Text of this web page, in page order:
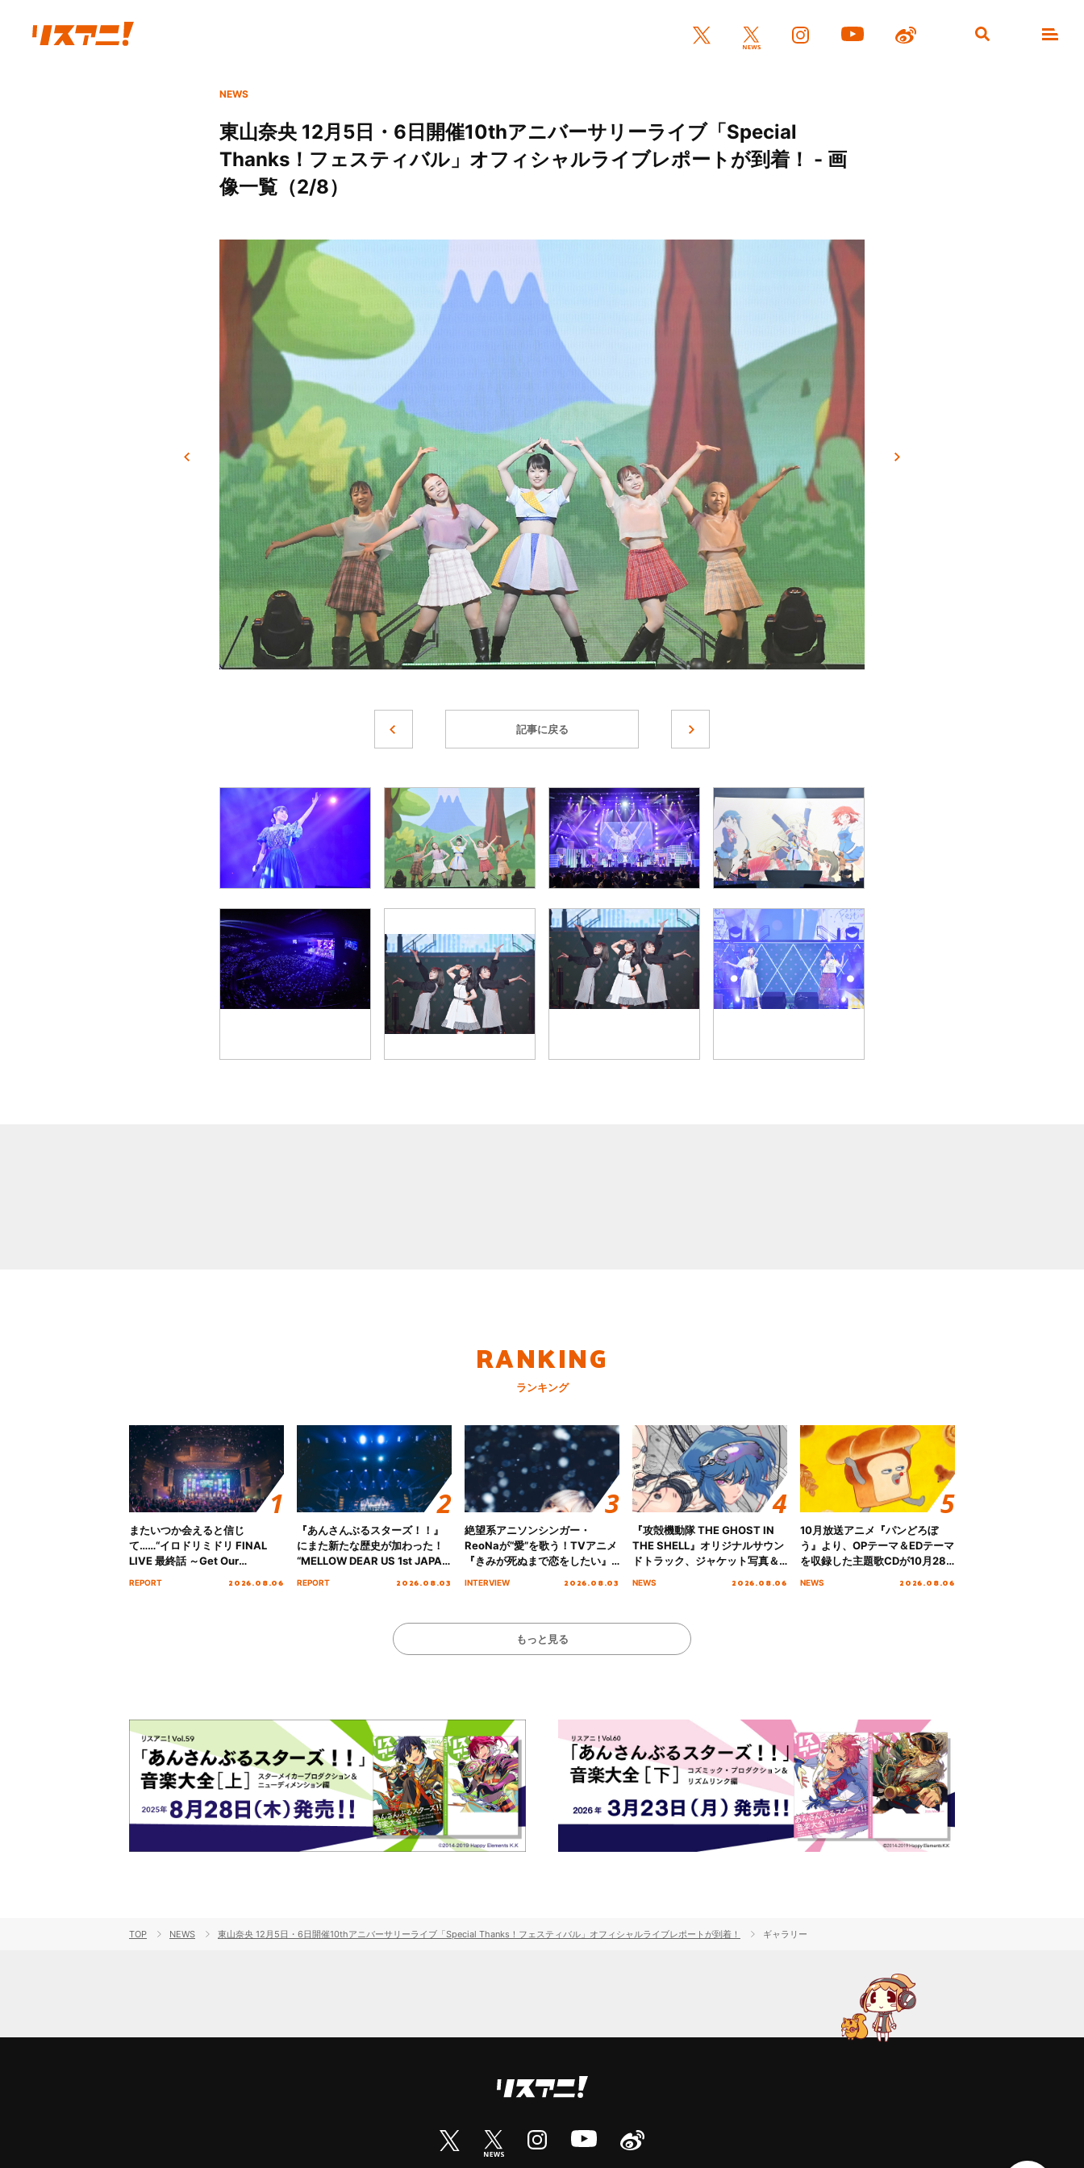
NEWS
東山奈央 12月5日・6日開催10thアニバーサリーライブ「Special
Thanks！フェスティバル」オフィシャルライブレポートが到着！ - 画
像一覧（2/8）
記事に戻る
RANKING
ランキング
またいつか会えると信じ
て……“イロドリミドリ FINAL
LIVE 最終話 ～Get Our
MIRAI!!!!!!!!!!!!!!～”10年の活動
REPORT 2026.08.06
『あんさんぶるスターズ！！』
にまた新たな歴史が加わった！
“MELLOW DEAR US 1st JAPAN
Tour Final「NICE to meet YOU
REPORT 2026.08.03
絶望系アニソンシンガー・
ReoNaが“愛”を歌う！TVアニメ
『きみが死ぬまで恋をしたい』
オープニング主題歌「Amore」
INTERVIEW 2026.08.03
『攻殻機動隊 THE GHOST IN
THE SHELL』オリジナルサウン
ドトラック、ジャケット写真＆
収録楽曲を公開！
NEWS 2026.08.06
10月放送アニメ『パンどろぼ
う』より、OPテーマ＆EDテーマ
を収録した主題歌CDが10月28
日にリリース決定！
NEWS 2026.08.06
もっと見る
TOP NEWS 東山奈央 12月5日・6日開催10thアニバーサリーライブ「Special Thanks！フェスティバル」オフィシャルライブレポートが到着！ ギャラリー